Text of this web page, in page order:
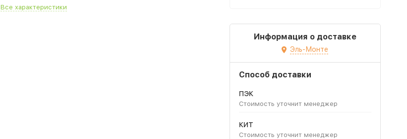
Все характеристики
Информация о доставке
Эль-Монте
Способ доставки
ПЭК
Стоимость уточнит менеджер
КИТ
Стоимость уточнит менеджер